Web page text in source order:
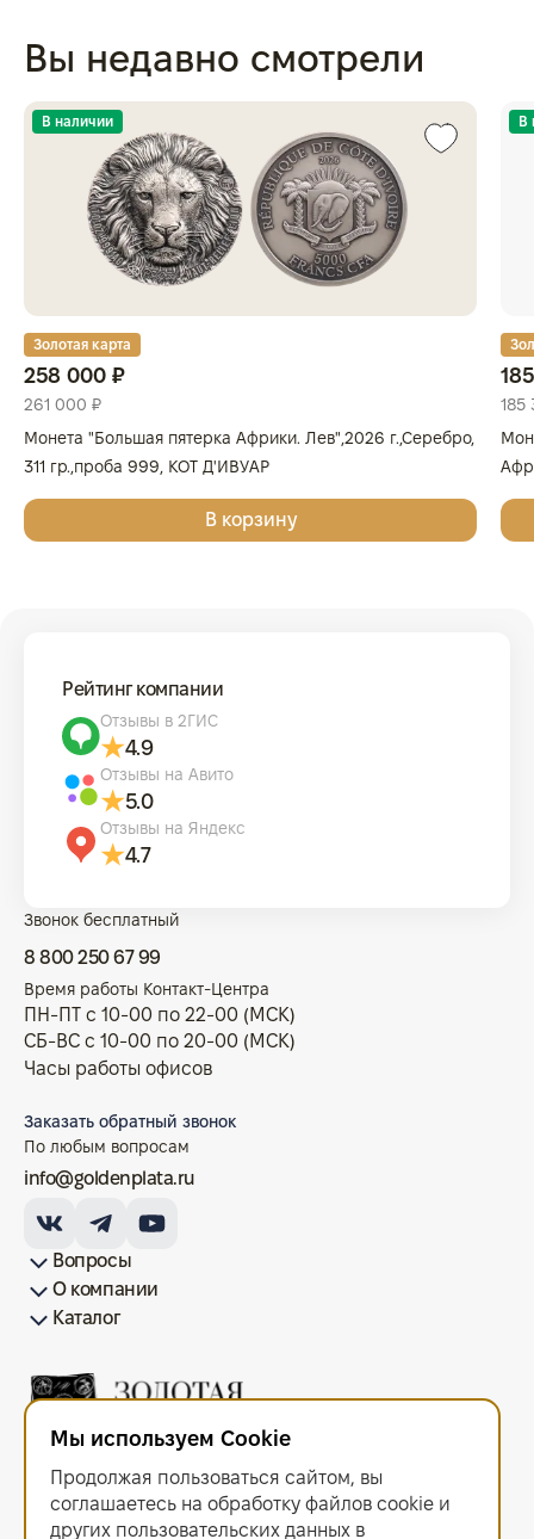
Вы недавно смотрели
В наличии
Золотая карта
258 000 ₽
261 000 ₽
Монета "Большая пятерка Африки. Лев",2026 г.,Серебро,
311 гр.,проба 999, КОТ Д'ИВУАР
В корзину
В
185
Рейтинг компании
Отзывы в 2ГИС
4.9
Отзывы на Авито
5.0
Отзывы на Яндекс
4.7
Вопросы
Как купить/продать
Условия оплаты
Условия доставки
Гарантия на товар
Возврат монет
Карта сайта
О компании
Франшиза
История
Вопрос-ответ
Отзывы
Лицензии и документы
Контакты офисов
Новости
БлогКаталог
Звонок бесплатный
8 800 250 67 99
Время работы Контакт-Центра
ПН-ПТ с 10-00 по 22-00 (МСК)
СБ-ВС с 10-00 по 20-00 (МСК)
Часы работы офисов
Заказать обратный звонок
По любым вопросам
info@goldenplata.ru
Политика в отношении обработки персональных данных
Согласие на обработку персональных данных
Мы используем Cookie
Продолжая пользоваться сайтом, вы
соглашаетесь на обработку файлов сооkiе и
других пользовательских данных в